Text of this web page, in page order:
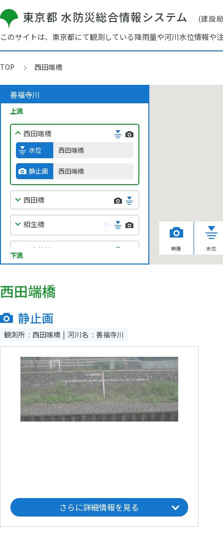
東京都 水防災総合情報システム (建設
このサイトは、東京都にて観測している降雨量や河川水位情報
TOP 西田端橋
善福寺川
上流
荻窪橋
西田端橋
水位 西田端橋
静止画 西田端橋
西田橋
相生橋
白山前橋
和田堀公園調節池
善福寺取水
朝日橋
下流
映像 水位
西田端橋
静止画
観測所 西田端橋 河川名 善福寺川
さらに詳細情報を見る